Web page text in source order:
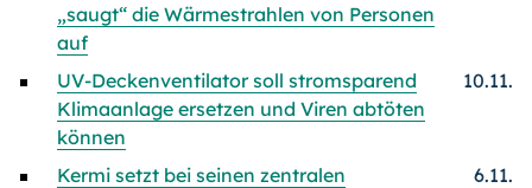
„saugt“ die Wärmestrahlen von Personen
auf
UV-Deckenventilator soll stromsparend
Klimaanlage ersetzen und Viren abtöten
können
10.11.
Kermi setzt bei seinen zentralen
6.11.